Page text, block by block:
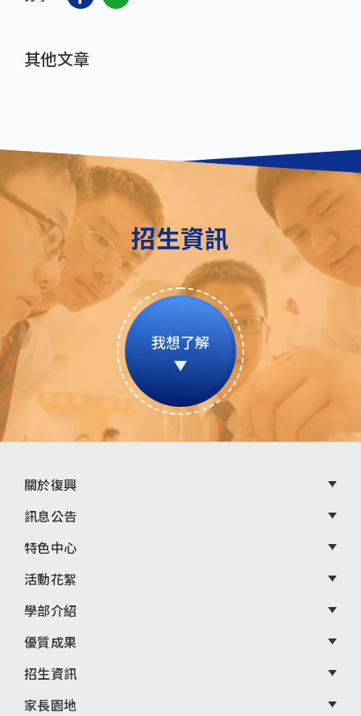
其他文章
招生資訊
我想了解
頁
尾
選
單
關於復興
訊息公告
特色中心
活動花絮
學部介紹
優質成果
招生資訊
家長園地